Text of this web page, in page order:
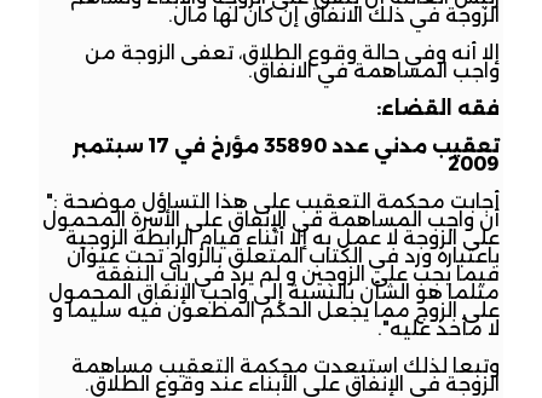
الزوجة في ذلك الانفاق إن كان لها مال.
إلا أنه وفي حالة وقوع الطلاق، تعفى الزوجة من
واجب المساهمة في الانفاق.
فقه القضاء:
تعقيب مدني عدد 35890 مؤرخ في 17 سبتمبر
2009
أجابت محكمة التعقيب على هذا التساؤل موضحة :"
أن واجب المساهمة في الإنفاق على الأسرة المحمول
على الزوجة لا عمل به إلا أثناء قيام الرابطة الزوجية
باعتباره ورد في الكتاب المتعلق بالزواج تحت عنوان
فيما يجب على الزوجين و لم يرد في باب النفقة
مثلما هو الشأن بالنسبة إلى واجب الإنفاق المحمول
على الزوج مما يجعل الحكم المطعون فيه سليما و
لا مأخذ عليه".
وتبعا لذلك استبعدت محكمة التعقيب مساهمة
الزوجة في الإنفاق على الأبناء عند وقوع الطلاق.